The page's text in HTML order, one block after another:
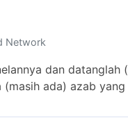
Network
dan datanglah
ada) azab